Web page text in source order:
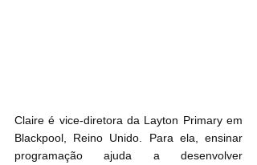
Claire é vice-diretora da Layton Primary em
Blackpool, Reino Unido. Para ela, ensinar
programação ajuda a desenvolver